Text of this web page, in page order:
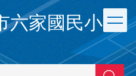
六家國民小